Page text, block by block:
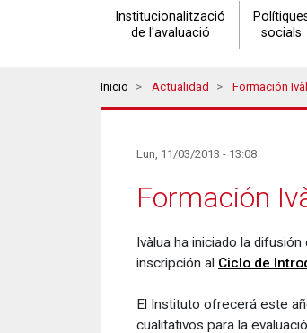
Secondary
navigation
Institucionalització
de l'avaluació
socials
Breadcrumbs
Inicio Actualidad Formación
Lun, 11/03/2013 - 13:08
Formación
Ivàlua ha iniciado la difusión
inscripción al Ciclo de
El Instituto ofrecerá este
cualitativos para la